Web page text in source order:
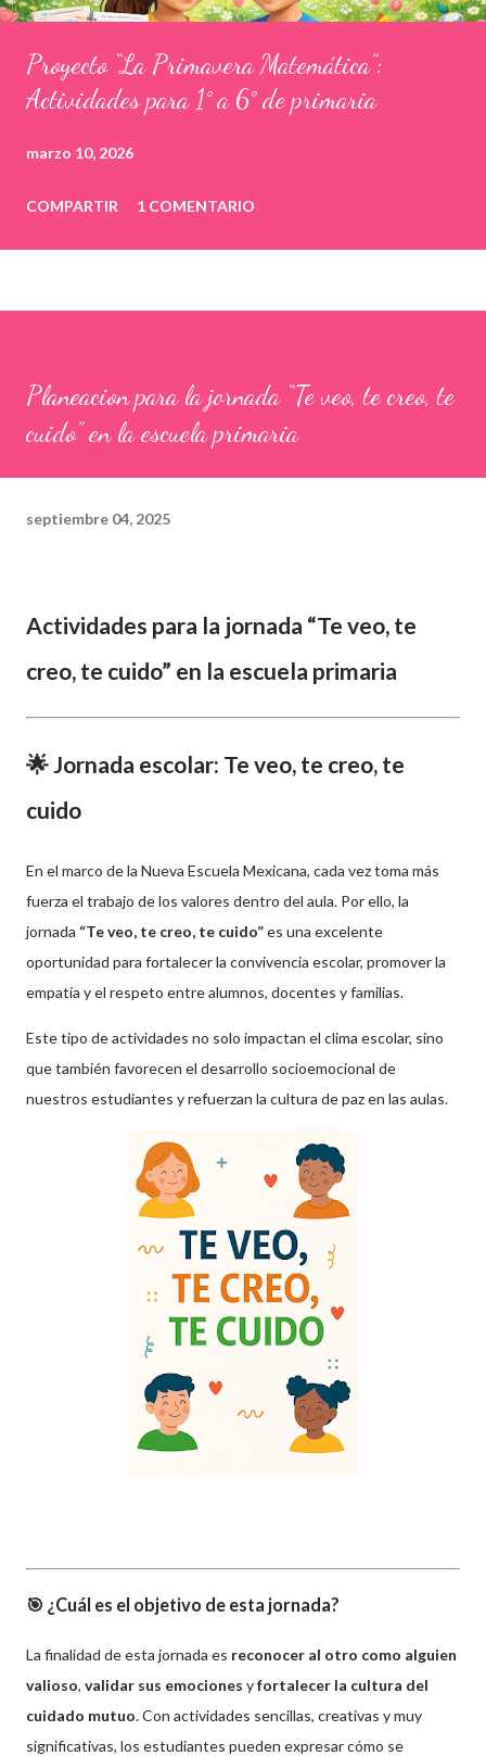
Proyecto “La Primavera Matemática”:
Actividades para 1° a 6° de primaria
marzo 10, 2026
COMPARTIR 1 COMENTARIO
Planeacion para la jornada “Te veo, te creo, te
cuido” en la escuela primaria
septiembre 04, 2025
Actividades para la jornada “Te veo, te
creo, te cuido” en la escuela primaria
🌟 Jornada escolar: Te veo, te creo, te
cuido
En el marco de la Nueva Escuela Mexicana, cada vez toma más
fuerza el trabajo de los valores dentro del aula. Por ello, la
jornada “Te veo, te creo, te cuido”es una excelente
oportunidad para fortalecer la convivencia escolar, promover la
empatía y el respeto entre alumnos, docentes y familias.
Este tipo de actividades no solo impactan el clima escolar, sino
que también favorecen el desarrollo socioemocional de
nuestros estudiantes y refuerzan la cultura de paz en las aulas.
🎯 ¿Cuál es el objetivo de esta jornada?
La finalidad de esta jornada es reconocer al otro como alguien
valioso, validar sus emociones yfortalecer la cultura del
cuidado mutuo. Con actividades sencillas, creativas y muy
significativas, los estudiantes pueden expresar cómo se